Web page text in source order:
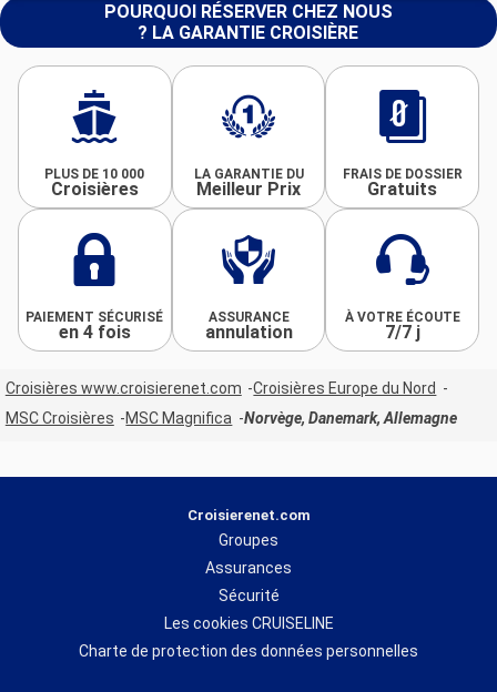
POURQUOI RÉSERVER CHEZ NOUS
? LA GARANTIE CROISIÈRE
PLUS DE 10 000
Croisières
LA GARANTIE DU
Meilleur Prix
FRAIS DE DOSSIER
Gratuits
PAIEMENT SÉCURISÉ
en 4 fois
ASSURANCE
annulation
À VOTRE ÉCOUTE
7/7 j
Croisières www.croisierenet.com
Croisières Europe du Nord
MSC Croisières
MSC Magnifica Norvège, Danemark, Allemagne
Croisierenet.com
Groupes
Assurances
Sécurité
Les cookies CRUISELINE
Charte de protection des données personnelles